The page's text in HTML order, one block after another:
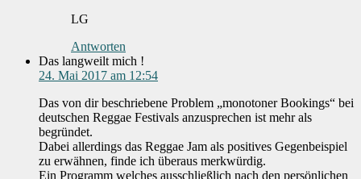
LG
Antworten
Das langweilt mich !
24. Mai 2017 am 12:54
Das von dir beschriebene Problem „monotoner Bookings“ bei
deutschen Reggae Festivals anzusprechen ist mehr als
begründet.
Dabei allerdings das Reggae Jam als positives Gegenbeispiel
zu erwähnen, finde ich überaus merkwürdig.
Ein Programm welches ausschließlich nach den persönlichen